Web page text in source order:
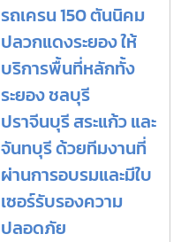
รถเครน 150 ตันนิคม
ปลวกแดงระยอง ให้
บริการพื้นที่หลักทั้ง
ระยอง ชลบุรี
ปราจีนบุรี สระแก้ว และ
จันทบุรี ด้วยทีมงานที่
ผ่านการอบรมและมีใบ
เซอร์รับรองความ
ปลอดภัย